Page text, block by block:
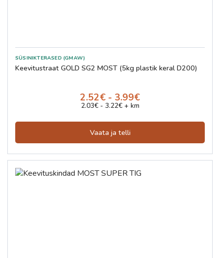
SÜSINIKTERASED (GMAW)
Keevitustraat GOLD SG2 MOST (5kg plastik keral D200)
2.52€ - 3.99€
2.03€ - 3.22€ + km
Vaata ja telli